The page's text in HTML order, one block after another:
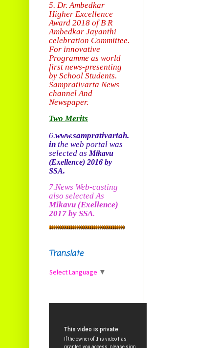
5. Dr. Ambedkar
Higher Excellence
Award 2018 of B R
Ambedkar Jayanthi
celebration Committee.
For innovative
Programme as world
first news-presenting
by School Students.
Samprativarta News
channel And
Newspaper.
Two Merits
6.www.samprativartah.
in the web portal was
selected asMikavu
(Exellence)2016 by
SSA.
7.News Web-casting
also selected As
Mikavu (Exellence)
2017 by SSA.
Translate
Select Language ▼